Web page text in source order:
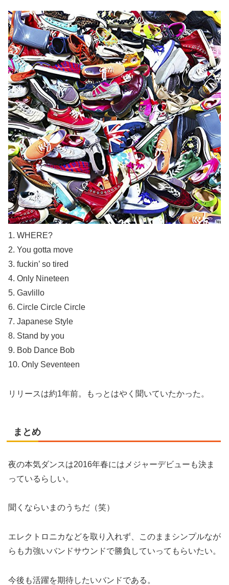
1. WHERE?
2. You gotta move
3. fuckin’ so tired
4. Only Nineteen
5. Gavlillo
6. Circle Circle Circle
7. Japanese Style
8. Stand by you
9. Bob Dance Bob
10. Only Seventeen
リリースは約1年前。もっとはやく聞いていたかった。
まとめ
夜の本気ダンスは2016年春にはメジャーデビューも決ま
っているらしい。
聞くならいまのうちだ（笑）
エレクトロニカなどを取り入れず、このままシンプルなが
らも力強いバンドサウンドで勝負していってもらいたい。
今後も活躍を期待したいバンドである。